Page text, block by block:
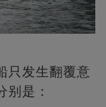
只发生翻覆意
是：